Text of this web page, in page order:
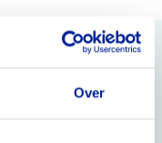
Over
(ECD) vindt u
en uw